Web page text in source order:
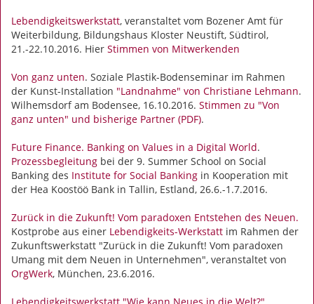
Lebendigkeitswerkstatt, veranstaltet vom Bozener Amt für
Weiterbildung, Bildungshaus Kloster Neustift, Südtirol,
21.-22.10.2016. Hier Stimmen von Mitwerkenden
Von ganz unten. Soziale Plastik-Bodenseminar im Rahmen
der Kunst-Installation "Landnahme" von Christiane Lehmann.
Wilhemsdorf am Bodensee, 16.10.2016. Stimmen zu "Von
ganz unten" und bisherige Partner (PDF).
Future Finance. Banking on Values in a Digital World.
Prozessbegleitung bei der 9. Summer School on Social
Banking des Institute for Social Banking in Kooperation mit
der Hea Koostöö Bank in Tallin, Estland, 26.6.-1.7.2016.
Zurück in die Zukunft! Vom paradoxen Entstehen des Neuen.
Kostprobe aus einer Lebendigkeits-Werkstatt im Rahmen der
Zukunftswerkstatt "Zurück in die Zukunft! Vom paradoxen
Umang mit dem Neuen in Unternehmen", veranstaltet von
OrgWerk, München, 23.6.2016.
Lebendigkeitswerkstatt "Wie kann Neues in die Welt?"